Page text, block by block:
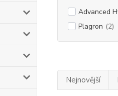
Advanced
Plagron (2)
Nejnovější